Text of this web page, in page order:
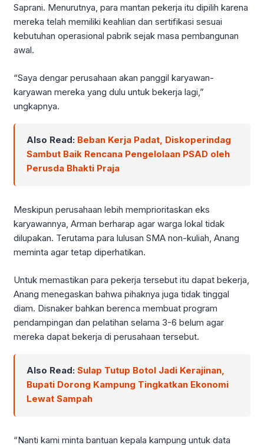
Saprani. Menurutnya, para mantan pekerja itu dipilih karena
mereka telah memiliki keahlian dan sertifikasi sesuai
kebutuhan operasional pabrik sejak masa pembangunan
awal.
“Saya dengar perusahaan akan panggil karyawan-
karyawan mereka yang dulu untuk bekerja lagi,”
ungkapnya.
Also Read: Beban Kerja Padat, Diskoperindag
Sambut Baik Rencana Pengelolaan PSAD oleh
Perusda Bhakti Praja
Meskipun perusahaan lebih memprioritaskan eks
karyawannya, Arman berharap agar warga lokal tidak
dilupakan. Terutama para lulusan SMA non-kuliah, Anang
meminta agar tetap diperhatikan.
Untuk memastikan para pekerja tersebut itu dapat bekerja,
Anang menegaskan bahwa pihaknya juga tidak tinggal
diam. Disnaker bahkan berenca membuat program
pendampingan dan pelatihan selama 3-6 belum agar
mereka dapat bekerja di perusahaan tersebut.
Also Read: Sulap Tutup Botol Jadi Kerajinan,
Bupati Dorong Kampung Tingkatkan Ekonomi
Lewat Sampah
“Nanti kami minta bantuan kepala kampung untuk data